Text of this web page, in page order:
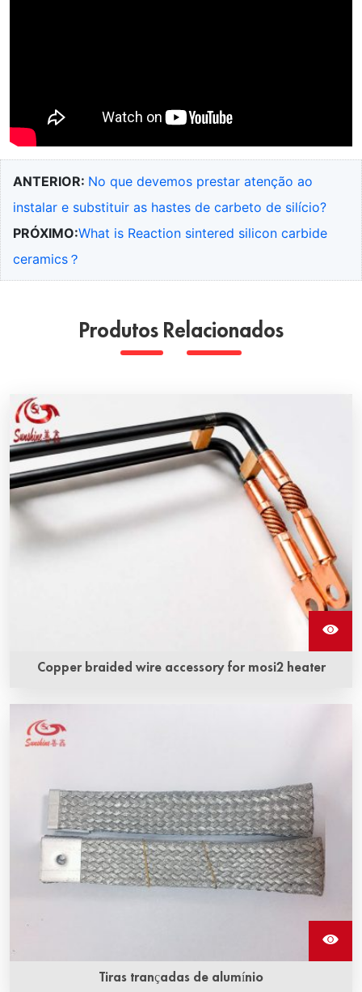
ANTERIOR: No que devemos prestar atenção ao
instalar e substituir as hastes de carbeto de silício?
PRÓXIMO:What is Reaction sintered silicon carbide
ceramics？
Produtos Relacionados
Copper braided wire accessory for mosi2 heater
O acessório de fio trançado de cobre para aquecedor
mosi2 é um tipo de alça trançada de cobre e elemento de
aquecimento de dissilicieto de molibdênio combinados de
Tiras trançadas de alumínio